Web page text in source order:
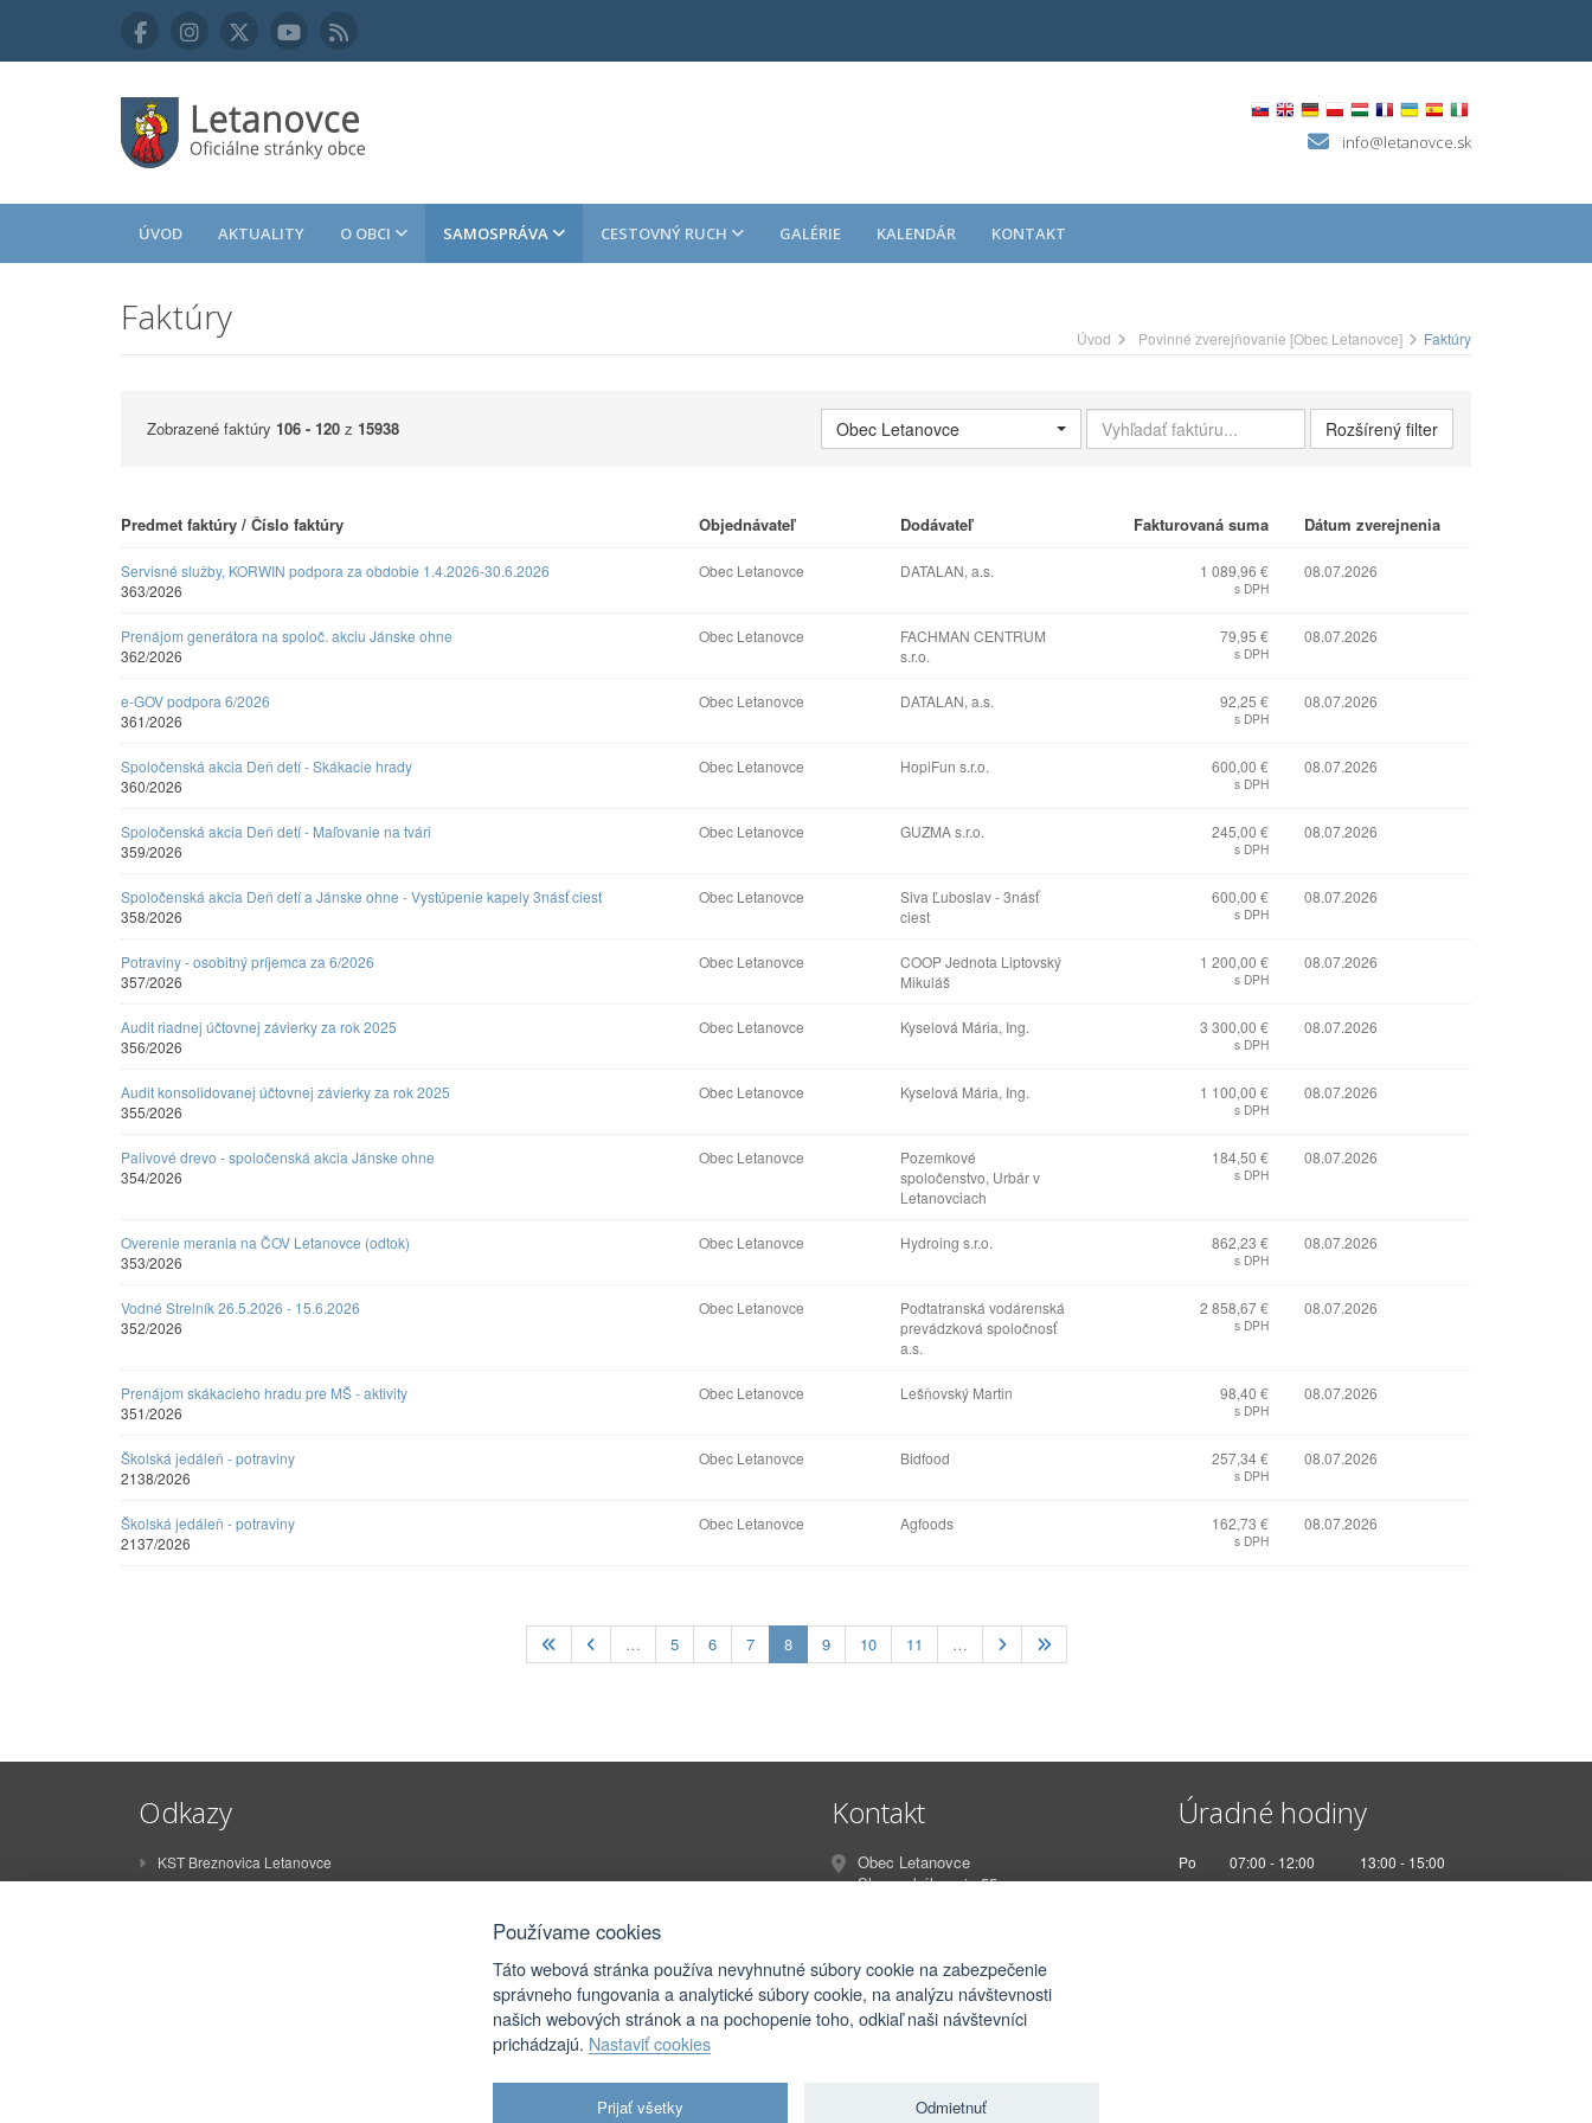
info@letanovce.sk
ÚVOD AKTUALITY O OBCI SAMOSPRÁVA CESTOVNÝ RUCH GALÉRIE KALENDÁR KONTAKT
Faktúry Úvod Povinné zverejňovanie [Obec Letanovce] Faktúry
Zobrazené faktúry 106 - 120 z 15938 Obec Letanovce Vyhľadať faktúru Rozšírený filter
Predmet faktúry / Číslo faktúry Objednávateľ Dodávateľ Fakturovaná suma Dátum zverejnenia
Servisné služby, KORWIN podpora za obdobie 1.4.2026-30.6.2026
363/2026
Obec Letanovce DATALAN, a.s. 1 089,96 €
s DPH
08.07.2026
Prenájom generátora na spoloč. akciu Jánske ohne
362/2026
Obec Letanovce
FACHMAN CENTRUM
s.r.o.
79,95 €
s DPH
08.07.2026
e-GOV podpora 6/2026
361/2026
Obec Letanovce DATALAN, a.s. 92,25 €
s DPH
08.07.2026
Spoločenská akcia Deň detí - Skákacie hrady
360/2026
Obec Letanovce HopiFun s.r.o. 600,00 €
s DPH
08.07.2026
Spoločenská akcia Deň detí - Maľovanie na tvári
359/2026
Obec Letanovce GUZMA s.r.o. 245,00 €
s DPH
08.07.2026
Spoločenská akcia Deň detí a Jánske ohne - Vystúpenie kapely 3násť ciest
358/2026
Obec Letanovce
Siva Ľuboslav - 3násť
ciest
600,00 €
s DPH
08.07.2026
Potraviny - osobitný príjemca za 6/2026
357/2026
Obec Letanovce
COOP Jednota Liptovský
Mikuláš
1 200,00 €
s DPH
08.07.2026
Audit riadnej účtovnej závierky za rok 2025
356/2026
Obec Letanovce Kyselová Mária, Ing. 3 300,00 €
s DPH
08.07.2026
Audit konsolidovanej účtovnej závierky za rok 2025
355/2026
Obec Letanovce Kyselová Mária, Ing. 1 100,00 €
s DPH
08.07.2026
Palivové drevo - spoločenská akcia Jánske ohne
354/2026
Obec Letanovce
Pozemkové
spoločenstvo, Urbár v
Letanovciach
184,50 €
s DPH
08.07.2026
Overenie merania na ČOV Letanovce (odtok)
353/2026
Obec Letanovce Hydroing s.r.o. 862,23 €
s DPH
08.07.2026
Vodné Strelník 26.5.2026 - 15.6.2026
352/2026
Obec Letanovce
Podtatranská vodárenská
prevádzková spoločnosť
a.s.
2 858,67 €
s DPH
08.07.2026
Prenájom skákacieho hradu pre MŠ - aktivity
351/2026
Obec Letanovce Lešňovský Martin 98,40 €
s DPH
08.07.2026
Školská jedáleň - potraviny
2138/2026
Obec Letanovce Bidfood 257,34 €
s DPH
08.07.2026
Školská jedáleň - potraviny
2137/2026
Obec Letanovce Agfoods 162,73 €
s DPH
08.07.2026
… 5 6 7 8(current)
9 10 11 …
Odkazy
KST Breznovica Letanovce
Kontakt
Obec Letanovce
Slovenského raja 55
info@letanovce.sk
podatelna@letanovce.sk
Úradné hodiny
Po 07:00 - 12:00
13:00 - 15:00
Používame cookies
Táto webová stránka používa nevyhnutné súbory cookie na zabezpečenie
správneho fungovania a analytické súbory cookie, na analýzu návštevnosti
našich webových stránok a na pochopenie toho, odkiaľ naši návštevníci
prichádzajú. Nastaviť cookies
Prijať všetky Odmietnuť